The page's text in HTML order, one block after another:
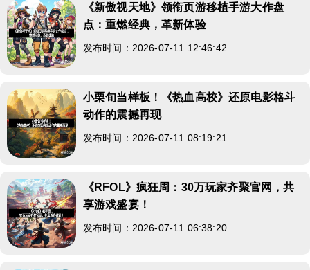
《新傲视天地》领衔页游移植手游大作盘
点：重燃经典，革新体验
发布时间：2026-07-11 12:46:42
小栗旬当样板！《热血高校》还原电影格斗
动作的震撼再现
发布时间：2026-07-11 08:19:21
《RFOL》疯狂周：30万玩家齐聚官网，共
享游戏盛宴！
发布时间：2026-07-11 06:38:20